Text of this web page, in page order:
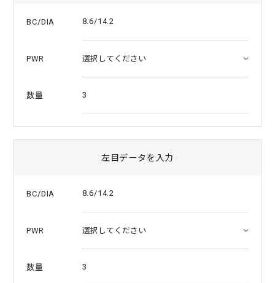
BC/DIA 8.6/14.2
PWR
数量 3
左目データを入力
BC/DIA 8.6/14.2
PWR
数量 3